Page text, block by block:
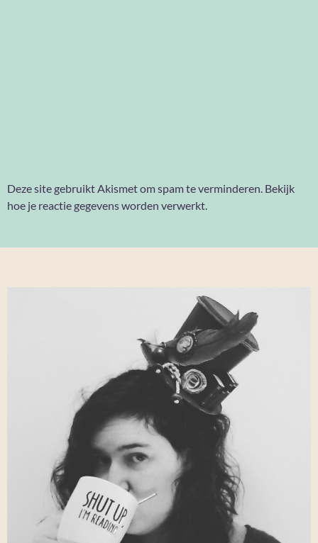
Deze site gebruikt Akismet om spam te verminderen. Bekijk
hoe je reactie gegevens worden verwerkt.